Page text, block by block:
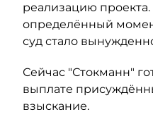
реализацию
определённый
суд стало
Сейчас "Стокманн"
выплате
взыскание.